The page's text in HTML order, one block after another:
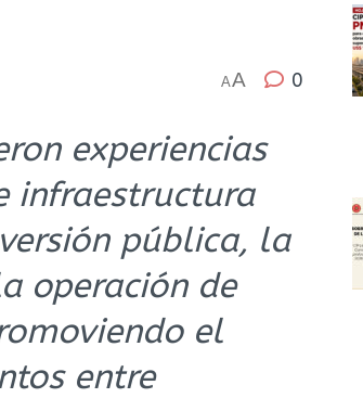
AA 0
experiencias
infraestructura
pública, la
operación de
el
entre